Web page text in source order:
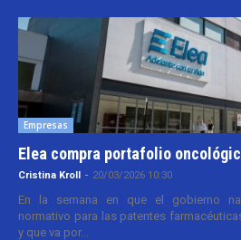
Empresas
Elea compra portafolio
Cristina Kroll - 20/03/2026 10:30
En la semana en que el gobierno
normativo para las patentes
y que va por...